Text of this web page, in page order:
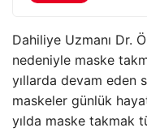
Dahiliye Uzmanı Dr.
nedeniyle maske
yıllarda devam eden
maskeler günlük
yılda maske takmak